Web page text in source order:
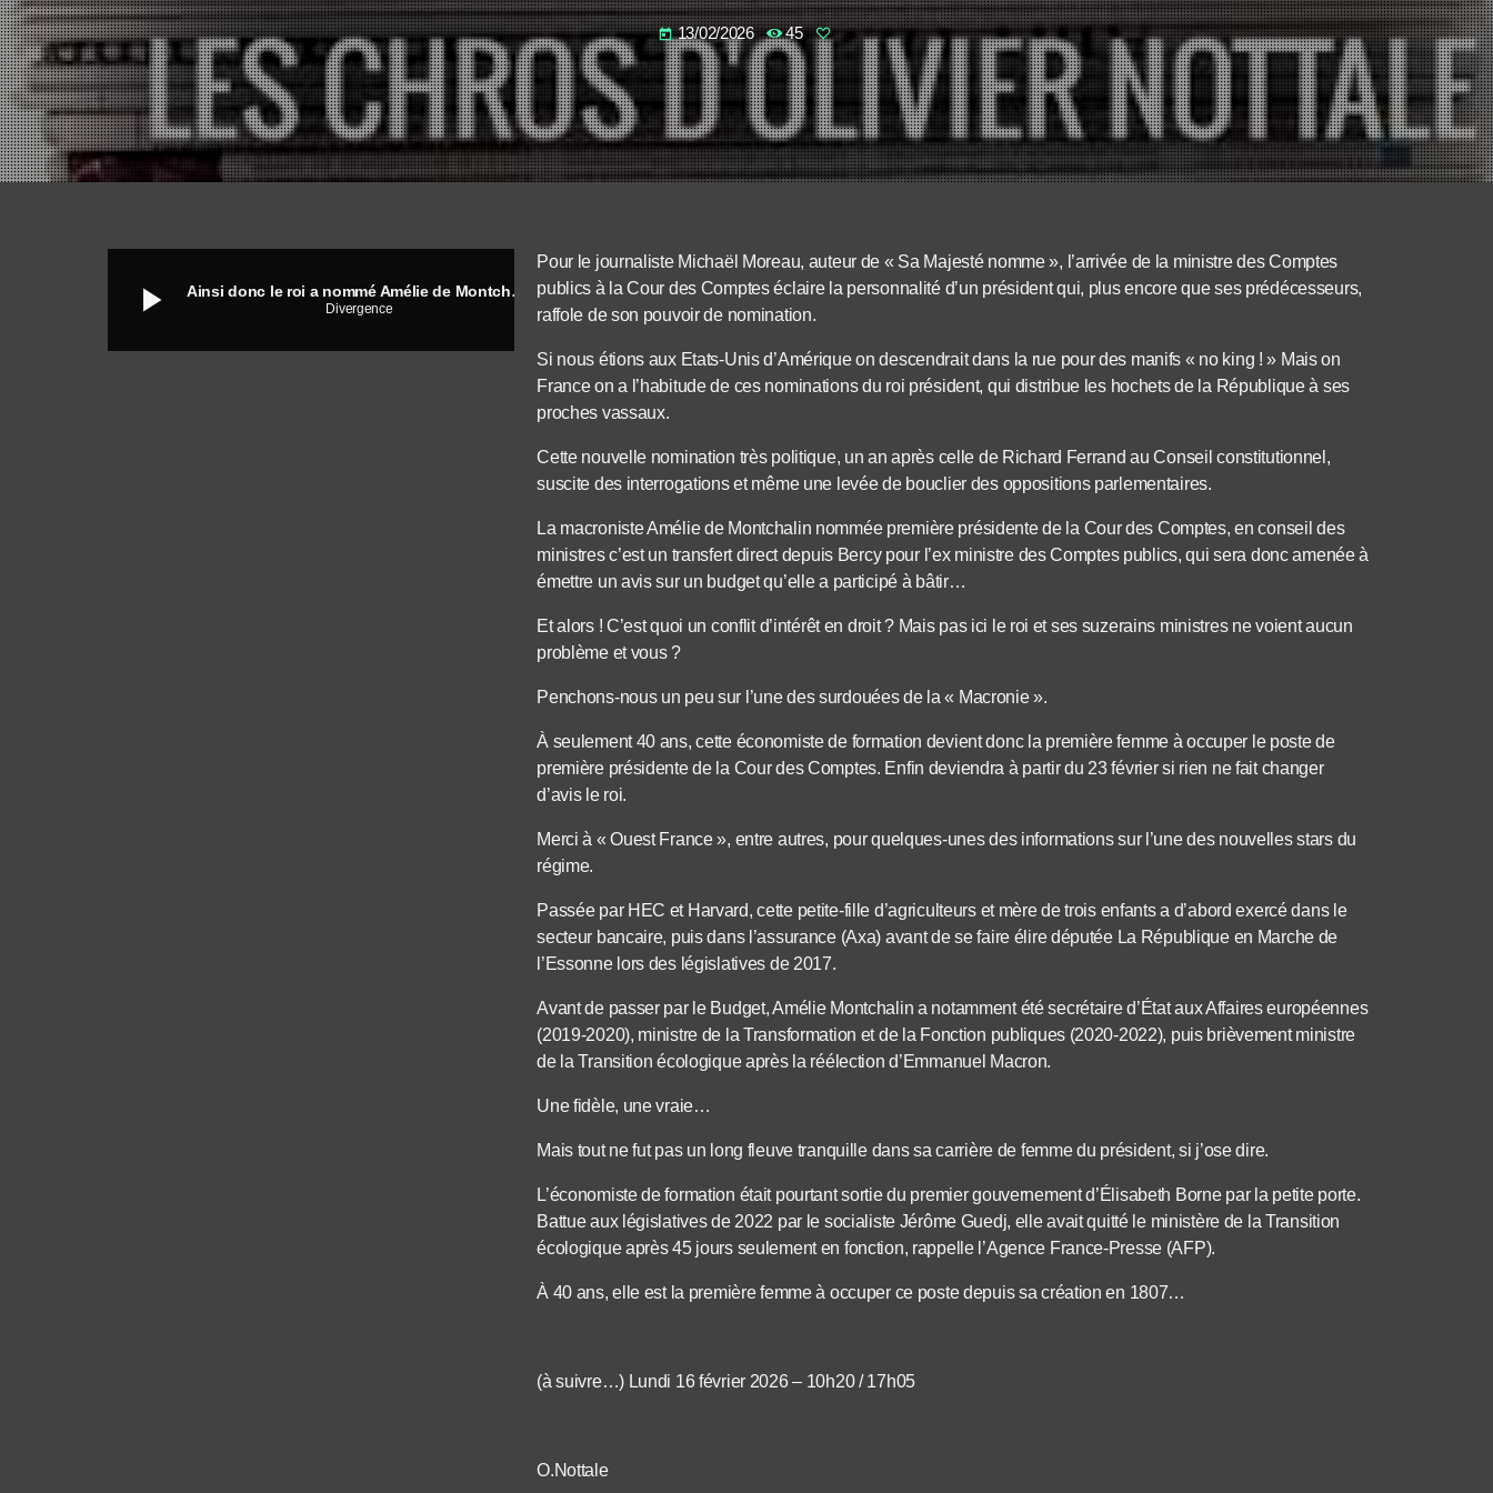
today 13/02/2026 45
play_arrow Ainsi donc le roi a nommé Amélie de Montchalin à la tête de la Cour… des Comptes
Divergence
Pour le journaliste Michaël Moreau, auteur de « Sa Majesté nomme », l’arrivée de la ministre des Comptes
publics à la Cour des Comptes éclaire la personnalité d’un président qui, plus encore que ses prédécesseurs,
raffole de son pouvoir de nomination.
Si nous étions aux Etats-Unis d’Amérique on descendrait dans la rue pour des manifs « no king ! » Mais on
France on a l’habitude de ces nominations du roi président, qui distribue les hochets de la République à ses
proches vassaux.
Cette nouvelle nomination très politique, un an après celle de Richard Ferrand au Conseil constitutionnel,
suscite des interrogations et même une levée de bouclier des oppositions parlementaires.
La macroniste Amélie de Montchalin nommée première présidente de la Cour des Comptes, en conseil des
ministres c’est un transfert direct depuis Bercy pour l’ex ministre des Comptes publics, qui sera donc amenée à
émettre un avis sur un budget qu’elle a participé à bâtir…
Et alors ! C’est quoi un conflit d’intérêt en droit ? Mais pas ici le roi et ses suzerains ministres ne voient aucun
problème et vous ?
Penchons-nous un peu sur l’une des surdouées de la « Macronie ».
À seulement 40 ans, cette économiste de formation devient donc la première femme à occuper le poste de
première présidente de la Cour des Comptes. Enfin deviendra à partir du 23 février si rien ne fait changer
d’avis le roi.
Merci à « Ouest France », entre autres, pour quelques-unes des informations sur l’une des nouvelles stars du
régime.
Passée par HEC et Harvard, cette petite-fille d’agriculteurs et mère de trois enfants a d’abord exercé dans le
secteur bancaire, puis dans l’assurance (Axa) avant de se faire élire députée La République en Marche de
l’Essonne lors des législatives de 2017.
Avant de passer par le Budget, Amélie Montchalin a notamment été secrétaire d’État aux Affaires européennes
(2019-2020), ministre de la Transformation et de la Fonction publiques (2020-2022), puis brièvement ministre
de la Transition écologique après la réélection d’Emmanuel Macron.
Une fidèle, une vraie…
Mais tout ne fut pas un long fleuve tranquille dans sa carrière de femme du président, si j’ose dire.
L’économiste de formation était pourtant sortie du premier gouvernement d’Élisabeth Borne par la petite porte.
Battue aux législatives de 2022 par le socialiste Jérôme Guedj, elle avait quitté le ministère de la Transition
écologique après 45 jours seulement en fonction, rappelle l’Agence France-Presse (AFP).
À 40 ans, elle est la première femme à occuper ce poste depuis sa création en 1807…
(à suivre…) Lundi 16 février 2026 – 10h20 / 17h05
O.Nottale